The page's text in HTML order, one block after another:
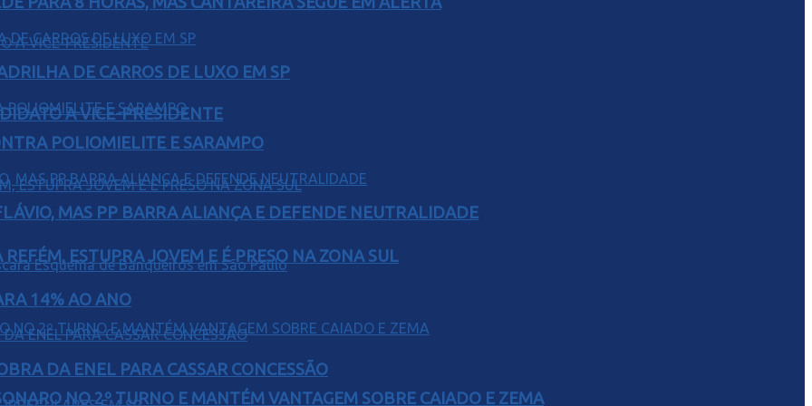
A VICE-PRESIDENTE
ESTUPRA JOVEM E É PRESO NA ZONA SUL
NO 2º TURNO E MANTÉM VANTAGEM SOBRE CAIADO E ZEMA
DE CARROS DE LUXO EM SP
POLIOMIELITE E SARAMPO
MAS PP BARRA ALIANÇA E DEFENDE NEUTRALIDADE
14% AO ANO
DA ENEL PARA CASSAR CONCESSÃO